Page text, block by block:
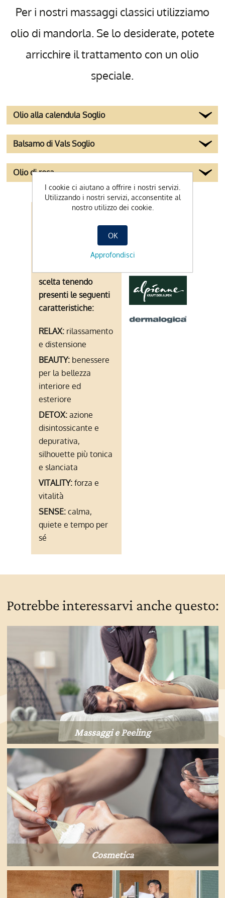
Per i nostri massaggi classici utilizziamo
olio di mandorla. Se lo desiderate, potete
arricchire il trattamento con un olio
speciale.
Olio alla calendula Soglio
Balsamo di Vals Soglio
Olio di rosa
trattamento adatto
alle vostre esigenze
indi-viduali, potete
scelta tenendo
presenti le seguenti
caratteristiche:
RELAX: rilassamento
e distensione
BEAUTY: benessere
per la bellezza
interiore ed
esteriore
DETOX: azione
disintossicante e
depurativa,
silhouette più tonica
e slanciata
VITALITY: forza e
vitalità
SENSE: calma,
quiete e tempo per
sé
Potrebbe interessarvi anche questo:
Massaggi e Peeling
Cosmetica
I cookie ci aiutano a offrire i nostri servizi.
Utilizzando i nostri servizi, acconsentite al
nostro utilizzo dei cookie.
OK
Approfondisci